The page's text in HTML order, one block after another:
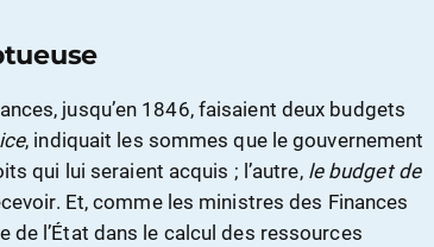
jusqu’en 1846, faisaient deux budgets
, indiquait les sommes que le gouvernement
qui lui seraient acquis ; l’autre, le budget de
Et, comme les ministres des Finances
de l’État dans le calcul des ressources